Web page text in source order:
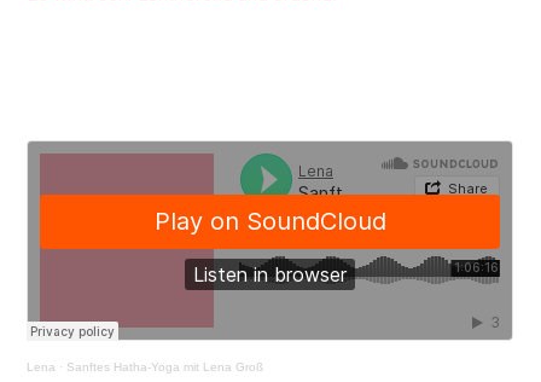
Lena · Sanftes Hatha-Yoga mit Lena Groß